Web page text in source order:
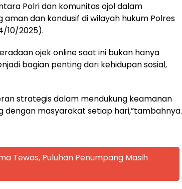
Polri dan komunitas ojol dalam
dan kondusif di wilayah hukum Polres
10/2025).
ojek online saat ini bukan hanya
bagian penting dari kehidupan sosial,
strategis dalam mendukung keamanan
masyarakat setiap hari,”tambahnya.
Tewas, Puluhan Penumpang Masih